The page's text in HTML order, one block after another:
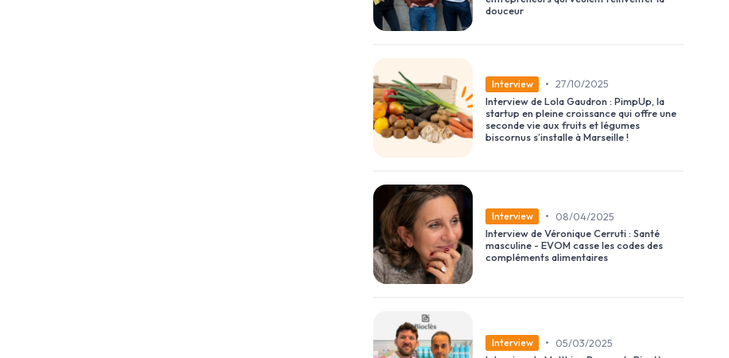
douceur
Interview • 27/10/2025
Interview de Lola Gaudron : PimpUp, la
startup en pleine croissance qui offre une
seconde vie aux fruits et légumes
biscornus s’installe à Marseille !
Interview •
08/04/2025
Interview de Véronique Cerruti : Santé
masculine - EVOM casse les codes des
compléments alimentaires
Interview •
05/03/2025